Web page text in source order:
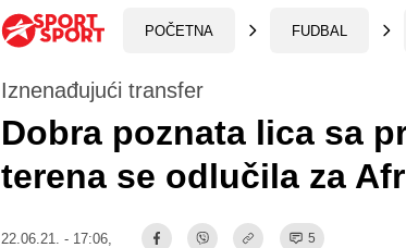
POČETNA FUDBAL
Iznenađujući transfer
Dobra poznata lica sa
terena se odlučila za
22.06.21. - 17:06, 5